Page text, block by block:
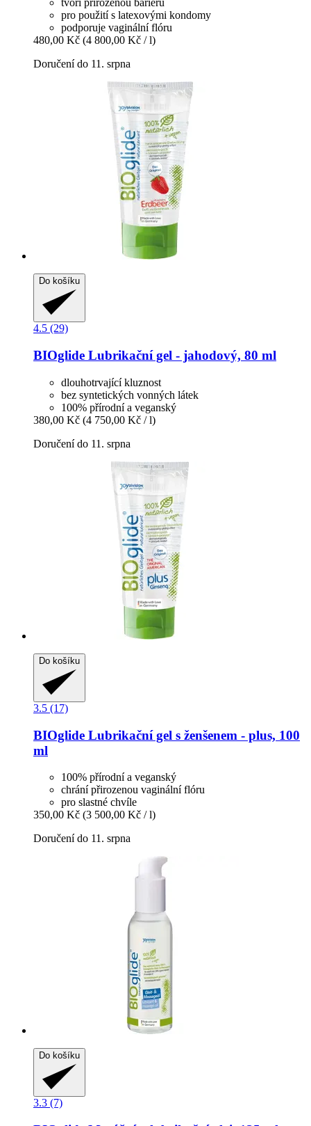
tvoří přirozenou bariéru
pro použití s latexovými kondomy
podporuje vaginální flóru
480,00 Kč (4 800,00 Kč / l)
Doručení do 11. srpna
Do košíku
4.5 (29)
BIOglide Lubrikační gel -​ jahodový, 80 ml
dlouhotrvající kluznost
bez syntetických vonných látek
100% přírodní a veganský
380,00 Kč (4 750,00 Kč / l)
Doručení do 11. srpna
Do košíku
3.5 (17)
BIOglide Lubrikační gel s ženšenem -​ plus, 100
ml
100% přírodní a veganský
chrání přirozenou vaginální flóru
pro slastné chvíle
350,00 Kč (3 500,00 Kč / l)
Doručení do 11. srpna
Do košíku
3.3 (7)